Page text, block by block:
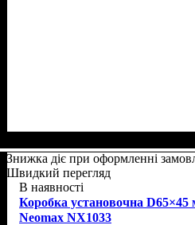
Знижка діє при оформленні
Швидкий перегляд
В наявності
Коробка установочна D65×45
Neomax NX1033